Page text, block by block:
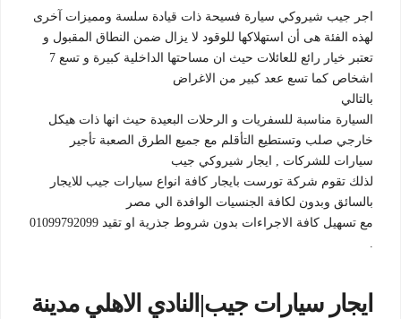
اجر جيب شيروكي سيارة فسيحة ذات قيادة سلسة ومميزات آخرى
لهذه الفئة هى أن استهلاكها للوقود لا يزال ضمن النطاق المقبول و
تعتبر خيار رائع للعائلات حيث ان مساحتها الداخلية كبيرة و تسع 7
اشخاص كما تسع ععد كبير من الاغراض
بالتالي
السيارة مناسبة للسفريات و الرحلات البعيدة حيث انها ذات هيكل
خارجي صلب وتستطيع التأقلم مع جميع الطرق الصعبة تأجير
سيارات للشركات , ايجار شيروكي جيب
لذلك تقوم شركة تورست بايجار كافة انواع سيارات جيب للايجار
بالسائق وبدون لكافة الجنسيات الوافدة الي مصر
مع تسهيل كافة الاجراءات بدون شروط جذرية او تقيد 01099792099
.
ايجار سيارات جيب|النادي الاهلي مدينة